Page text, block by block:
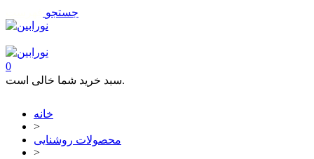
جستجو
0
سبد خرید شما خالی است.
خانه
>
محصولات روشنایی
>